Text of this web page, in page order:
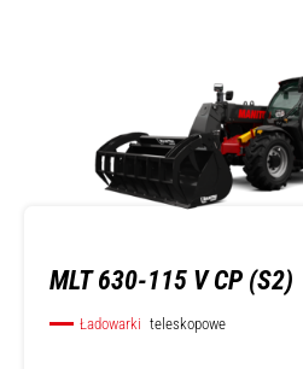
MLT 630-115 V CP (S2)
Ładowarki teleskopowe